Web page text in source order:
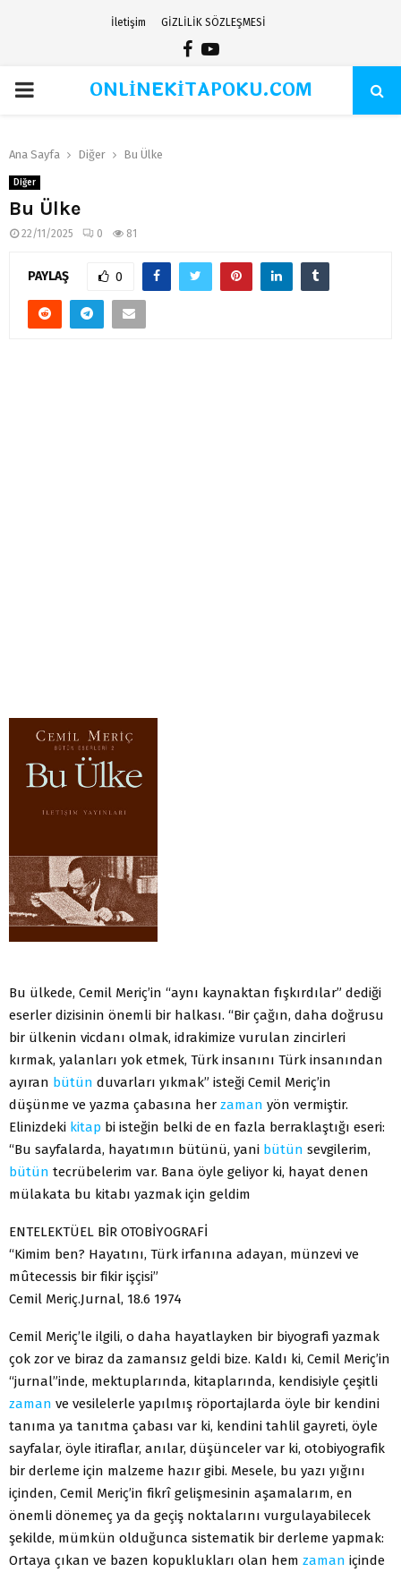
İletişim GİZLİLİK SÖZLEŞMESİ
Facebook
Youtube
PRIMARYONLİNEKİTAPOKU.COM
Ana Sayfa Diğer Bu Ülke
Diğer
Bu Ülke
22/11/2025 0 81
PAYLAŞ 0
Bu ülkede, Cemil Meriç’in “aynı kaynaktan fışkırdılar” dediği
eserler dizisinin önemli bir halkası. “Bir çağın, daha doğrusu
bir ülkenin vicdanı olmak, idrakimize vurulan zincirleri
kırmak, yalanları yok etmek, Türk insanını Türk insanından
ayıran bütün duvarları yıkmak” isteği Cemil Meriç’in
düşünme ve yazma çabasına her zaman yön vermiştir.
Elinizdeki kitap bi isteğin belki de en fazla berraklaştığı eseri:
“Bu sayfalarda, hayatımın bütünü, yani bütün sevgilerim,
bütün tecrübelerim var. Bana öyle geliyor ki, hayat denen
mülakata bu kitabı yazmak için geldim
ENTELEKTÜEL BİR OTOBİYOGRAFİ
“Kimim ben? Hayatını, Türk irfanına adayan, münzevi ve
mûtecessis bir fikir işçisi”
Cemil Meriç.Jurnal, 18.6 1974
Cemil Meriç’le ilgili, o daha hayatlayken bir biyografi yazmak
çok zor ve biraz da zamansız geldi bize. Kaldı ki, Cemil Meriç’in
“jurnal”inde, mektuplarında, kitaplarında, kendisiyle çeşitli
zaman ve vesilelerle yapılmış röportajlarda öyle bir kendini
tanıma ya tanıtma çabası var ki, kendini tahlil gayreti, öyle
sayfalar, öyle itiraflar, anılar, düşünceler var ki, otobiyografik
bir derleme için malzeme hazır gibi. Mesele, bu yazı yığını
içinden, Cemil Meriç’in fikrî gelişmesinin aşamalarım, en
önemli dönemeç ya da geçiş noktalarını vurgulayabilecek
şekilde, mümkün olduğunca sistematik bir derleme yapmak:
Ortaya çıkan ve bazen kopuklukları olan hem zaman içinde